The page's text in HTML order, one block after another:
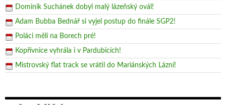
Dominik Suchánek dobyl malý lázeňský ovál!
Adam Bubba Bednář si vyjel postup do finále SGP2!
Poláci měli na Borech pré!
Kopřivnice vyhrála i v Pardubicích!
Mistrovský flat track se vrátil do Mariánských Lázní!